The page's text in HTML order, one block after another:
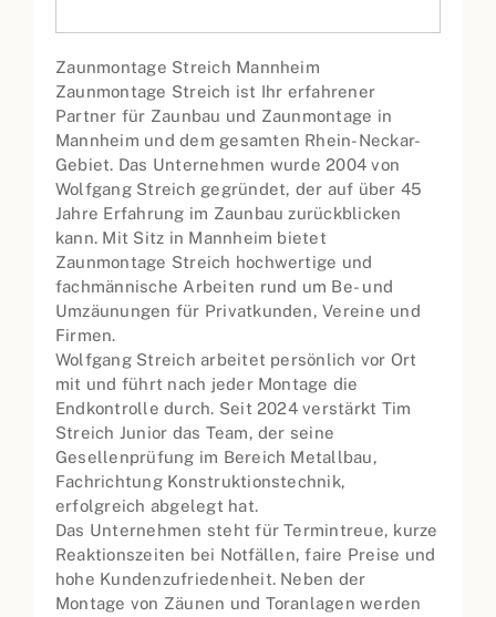
Zaunmontage Streich Mannheim
Zaunmontage Streich ist Ihr erfahrener
Partner für Zaunbau und Zaunmontage in
Mannheim und dem gesamten Rhein-Neckar-
Gebiet. Das Unternehmen wurde 2004 von
Wolfgang Streich gegründet, der auf über 45
Jahre Erfahrung im Zaunbau zurückblicken
kann. Mit Sitz in Mannheim bietet
Zaunmontage Streich hochwertige und
fachmännische Arbeiten rund um Be- und
Umzäunungen für Privatkunden, Vereine und
Firmen.
Wolfgang Streich arbeitet persönlich vor Ort
mit und führt nach jeder Montage die
Endkontrolle durch. Seit 2024 verstärkt Tim
Streich Junior das Team, der seine
Gesellenprüfung im Bereich Metallbau,
Fachrichtung Konstruktionstechnik,
erfolgreich abgelegt hat.
Das Unternehmen steht für Termintreue, kurze
Reaktionszeiten bei Notfällen, faire Preise und
hohe Kundenzufriedenheit. Neben der
Montage von Zäunen und Toranlagen werden